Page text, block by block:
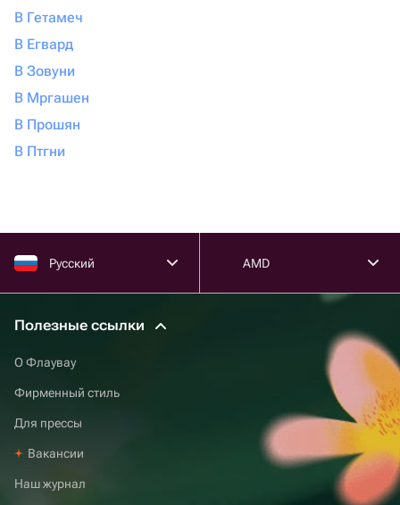
В Гетамеч
В Егвард
В Зовуни
В Мргашен
В Прошян
В Птгни
Русский AMD
Полезные ссылки
О Флаувау
Фирменный стиль
Для прессы
Вакансии
Наш журнал